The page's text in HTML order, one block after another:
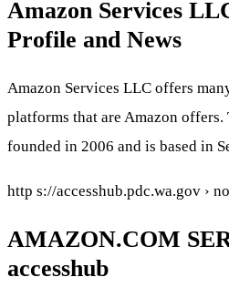
Amazon Services
Profile and News
Amazon Services LLC offers
platforms that are Amazon offers.
founded in 2006 and is based in
http s://accesshub.pdc.wa.gov ›
AMAZON.COM
accesshub